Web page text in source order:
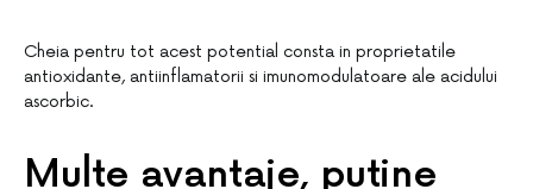
Cheia pentru tot acest potential consta in proprietatile
antioxidante, antiinflamatorii si imunomodulatoare ale acidului
ascorbic.
Multe avantaje, putine